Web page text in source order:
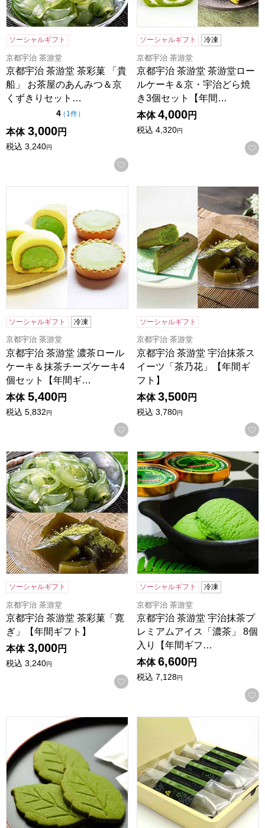
ソーシャルギフト
京都宇治 茶游堂
京都宇治 茶游堂 茶彩菓 「貴
船」 お茶屋のあんみつ＆京
くずきりセット…
4点（5点満点中）
（ 1件の評価
）
本体 3,000円
税込 3,240円
お気に入りに登録する
ソーシャルギフト 冷凍
京都宇治 茶游堂
京都宇治 茶游堂 茶游堂ロー
ルケーキ＆京・宇治どら焼
き3個セット【年間…
本体 4,000円
税込 4,320円
京都宇治 茶游堂 濃茶ロールケーキ＆抹茶チーズケーキ4個
ソーシャルギフト 冷凍
京都宇治 茶游堂
京都宇治 茶游堂 濃茶ロール
ケーキ＆抹茶チーズケーキ4
個セット【年間ギ…
本体 5,400円
税込 5,832円
お気に入りに登録する
京都宇治 茶游堂 宇治抹茶ス
ソーシャルギフト
京都宇治 茶游堂
京都宇治 茶游堂 宇治抹茶ス
イーツ「茶乃花」【年間ギ
フト】
本体 3,500円
税込 3,780円
京都宇治 茶游堂 茶彩菓「寛ぎ」【年間ギフト】
ソーシャルギフト
京都宇治 茶游堂
京都宇治 茶游堂 茶彩菓「寛
ぎ」【年間ギフト】
本体 3,000円
税込 3,240円
お気に入りに登録する
京都宇治 茶游堂 宇治抹茶プ
ソーシャルギフト 冷凍
京都宇治 茶游堂
京都宇治 茶游堂 宇治抹茶プ
レミアムアイス「濃茶」 8個
入り【年間ギフ…
本体 6,600円
税込 7,128円
京都宇治 茶游堂 抹茶サブレ「茶ぶれ」 6枚入【年間ギフト】
京都宇治 茶游堂 抹茶フィナ